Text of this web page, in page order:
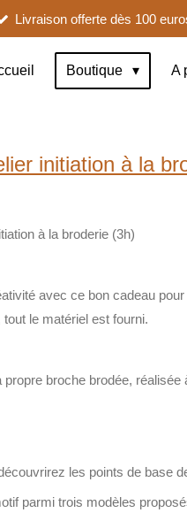
Livraison offerte dès 100
Boutique A
initiation à la
à la broderie (3h)
avec ce bon cadeau pour
le matériel est fourni.
propre broche brodée, réalisée
les points de base
parmi trois modèles